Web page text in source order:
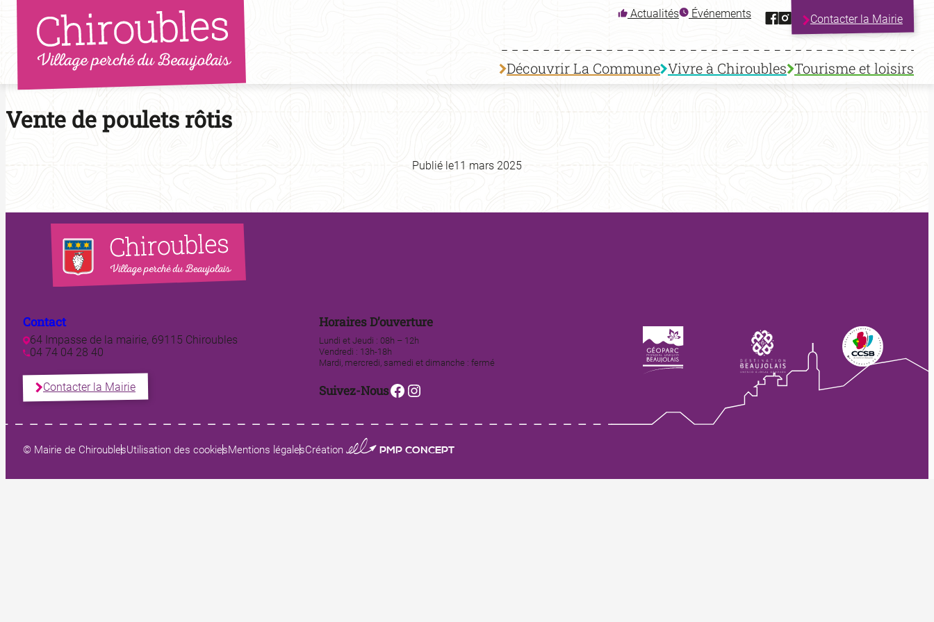
Aller
au
contenu
Actualités Événements Facebook
Instagram
Contacter la Mairie
Découvrir La Commune Vivre à Chiroubles Tourisme et loisirs
Vente de poulets rôtis
Publié le11 mars 2025
Contact
64 Impasse de la mairie, 69115 Chiroubles
04 74 04 28 40
Contacter la Mairie
Horaires D’ouverture
Lundi et Jeudi : 08h – 12h
Vendredi : 13h-18h
Mardi, mercredi, samedi et dimanche : fermé
Suivez-NousFacebook
Instagram
© Mairie de ChiroublesUtilisation des cookiesMentions légalesCréation 0123 PMP CONCEPT